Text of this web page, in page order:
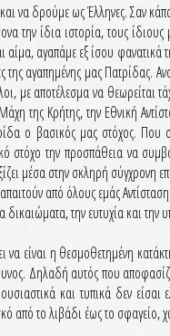
να δρούμε ως Έλληνες. Σαν
την ίδια ιστορία, τους
αγαπάμε εξ ίσου
της αγαπημένης μας
με αποτέλεσμα να θεωρείται
της Κρήτης, την Εθνική
ο βασικός μας στόχος.
στόχο την προσπάθεια να
μέσα στην σκληρή
από όλους εμάς
την ευτυχία και την
είναι η θεσμοθετημένη
Δηλαδή αυτός που
και τυπικά δεν
το λιβάδι έως το σφαγείο,